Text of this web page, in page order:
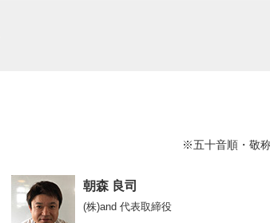
※五十音順・敬
朝森 良司
(株)and 代表取締役